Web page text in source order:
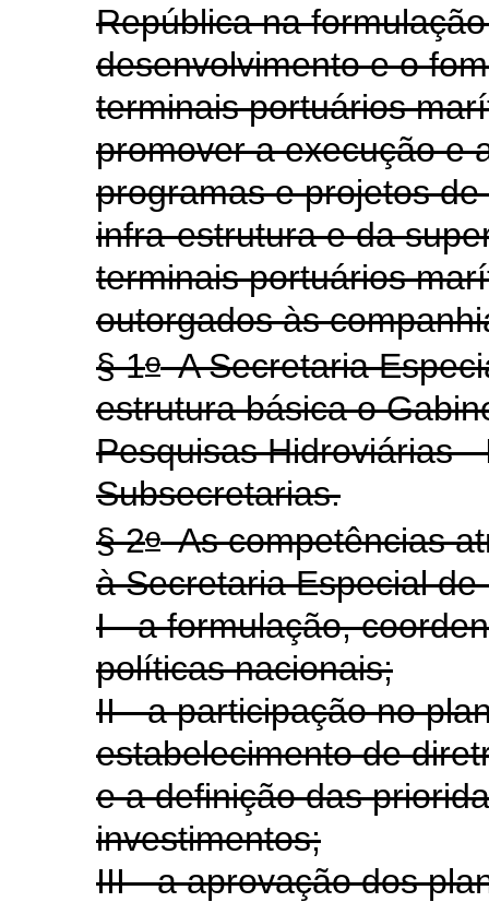
República na
desenvolvimento e o
terminais portuários
promover a execução e
programas e projetos
infra-estrutura e da
terminais portuários
outorgados às
§ 1oA Secretaria
estrutura básica o
Pesquisas Hidroviárias
Subsecretarias.
§ 2oAs competências
à Secretaria Especial
I - a formulação,
políticas nacionais;
II - a participação no
estabelecimento de
e a definição das
investimentos;
III - a aprovação dos